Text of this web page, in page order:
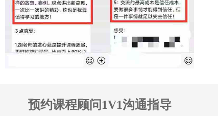
预约课程顾问1V1沟通指导